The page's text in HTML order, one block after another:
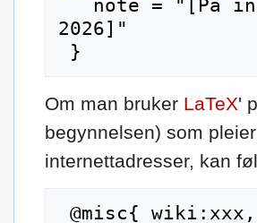
2026]"
Om man bruker LaTeX'
begynnelsen) som
internettadresser, kan